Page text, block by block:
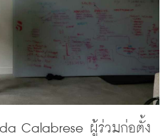
Calabrese ผู้ร่วมก่อตั้ง